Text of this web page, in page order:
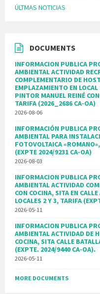
ÚLTMAS NOTICIAS
DOCUMENTS
INFORMACION PUBLICA
AMBIENTAL ACTIVIDAD
COMPLEMENTARIO DE
EMPLAZAMIENTO EN
PINTOR MANUEL REINÉ
TARIFA (2026_2686 CA-OA)
2026-08-06
INFORMACIÓN PUBLICA
AMBIENTAL PARA
FOTOVOLTAICA
(EXPTE 2024/9231 CA-OA)
2026-08-03
INFORMACION PUBLICA
AMBIENTAL ACTIVIDAD
CON COCINA, SITA EN
LOCALES 2 Y 3, TARIFA
2026-05-11
INFORMACION PUBLICA
AMBIENTAL ACTIVIDAD DE
COCINA, SITA CALLE
(EXPTE. 2024/9440 CA-OA).
2026-05-11
MORE DOCUMENTS